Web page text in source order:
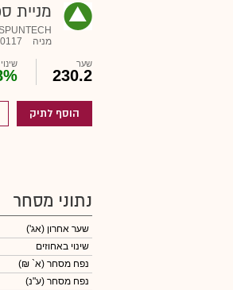
מניית
מניה
שער
230.2
שינוי
הוסף לתיק
נתוני מסחר
שער אחרון (אג')
שינוי באחוזים
נפח מסחר (א` ₪)
נפח מסחר (ע"נ)